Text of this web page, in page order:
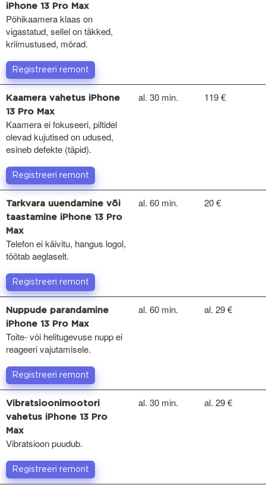
iPhone 13 Pro Max
Põhikaamera klaas on
vigastatud, sellel on täkked,
kriimustused, mõrad.
Registreeri remont
Kaamera vahetus iPhone
13 Pro Max
Kaamera ei fokuseeri, piltidel
olevad kujutised on udused,
esineb defekte (täpid).
al. 30 min. 119 €
Registreeri remont
Tarkvara uuendamine või
taastamine iPhone 13 Pro
Max
Telefon ei käivitu, hangus logol,
töötab aeglaselt.
al. 60 min. 20 €
Registreeri remont
Nuppude parandamine
iPhone 13 Pro Max
Toite- või helitugevuse nupp ei
reageeri vajutamisele.
al. 60 min. al. 29 €
Registreeri remont
Vibratsioonimootori
vahetus iPhone 13 Pro
Max
Vibratsioon puudub.
al. 30 min. al. 29 €
Registreeri remont